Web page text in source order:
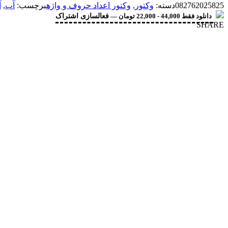
082762025825دسته: وکتور , وکتور اعداد حروف و واژهبرچسب: آب,
دانلود فقط 44,000 - 22,000 تومان — فعالسازی اشتراک
SHARE